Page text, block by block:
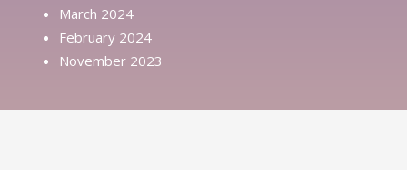
March 2024
February 2024
November 2023